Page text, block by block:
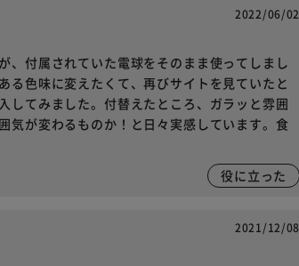
2022/06/02
、付属されていた電球をそのまま使ってしまし
る色味に変えたくて、再びサイトを見ていたと
してみました。付替えたところ、ガラッと雰囲
気が変わるものか！と日々実感しています。食
役に立った
2021/12/08